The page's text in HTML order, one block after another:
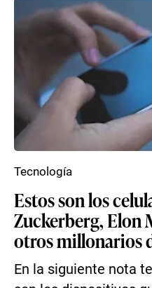
Estos son los
Zuckerberg, Elon
otros millonarios
En la siguiente nota
Tecnología